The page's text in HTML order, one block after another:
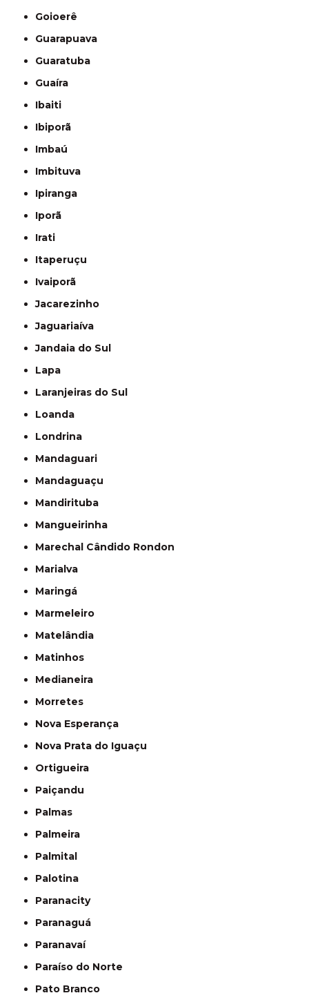
Goioerê
Guarapuava
Guaratuba
Guaíra
Ibaiti
Ibiporã
Imbaú
Imbituva
Ipiranga
Iporã
Irati
Itaperuçu
Ivaiporã
Jacarezinho
Jaguariaíva
Jandaia do Sul
Lapa
Laranjeiras do Sul
Loanda
Londrina
Mandaguari
Mandaguaçu
Mandirituba
Mangueirinha
Marechal Cândido Rondon
Marialva
Maringá
Marmeleiro
Matelândia
Matinhos
Medianeira
Morretes
Nova Esperança
Nova Prata do Iguaçu
Ortigueira
Paiçandu
Palmas
Palmeira
Palmital
Palotina
Paranacity
Paranaguá
Paranavaí
Paraíso do Norte
Pato Branco